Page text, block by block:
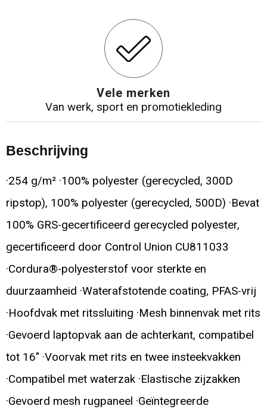
Vele merken
Van werk, sport en promotiekleding
Beschrijving
·254 g/m² ·100% polyester (gerecycled, 300D
ripstop), 100% polyester (gerecycled, 500D) ·Bevat
100% GRS-gecertificeerd gerecycled polyester,
gecertificeerd door Control Union CU811033
·Cordura®-polyesterstof voor sterkte en
duurzaamheid ·Waterafstotende coating, PFAS-vrij
·Hoofdvak met ritssluiting ·Mesh binnenvak met rits
·Gevoerd laptopvak aan de achterkant, compatibel
tot 16" ·Voorvak met rits en twee insteekvakken
·Compatibel met waterzak ·Elastische zijzakken
·Gevoerd mesh rugpaneel ·Geïntegreerde